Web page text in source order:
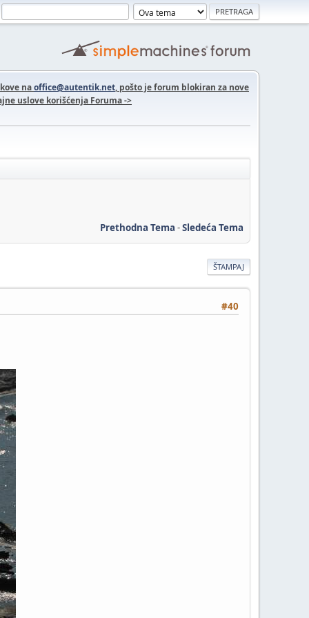
naoffice@autentik.net, pošto je forum blokiran za nove
uslove korišćenja Foruma ->
Prethodna Tema -Sledeća Tema
ŠTAMPAJ
#40